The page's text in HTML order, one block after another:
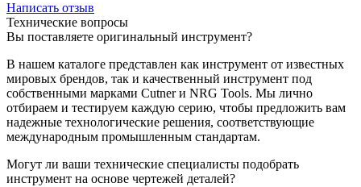
Написать отзыв
Технические вопросы
Вы поставляете оригинальный инструмент?
В нашем каталоге представлен как инструмент от известных
мировых брендов, так и качественный инструмент под
собственными марками Cutner и NRG Tools. Мы лично
отбираем и тестируем каждую серию, чтобы предложить вам
надежные технологические решения, соответствующие
международным промышленным стандартам.
Могут ли ваши технические специалисты подобрать
инструмент на основе чертежей деталей?